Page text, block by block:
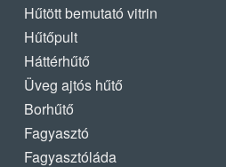
Hűtött bemutató vitrin
Hűtőpult
Háttérhűtő
Üveg ajtós hűtő
Borhűtő
Fagyasztó
Fagyasztóláda